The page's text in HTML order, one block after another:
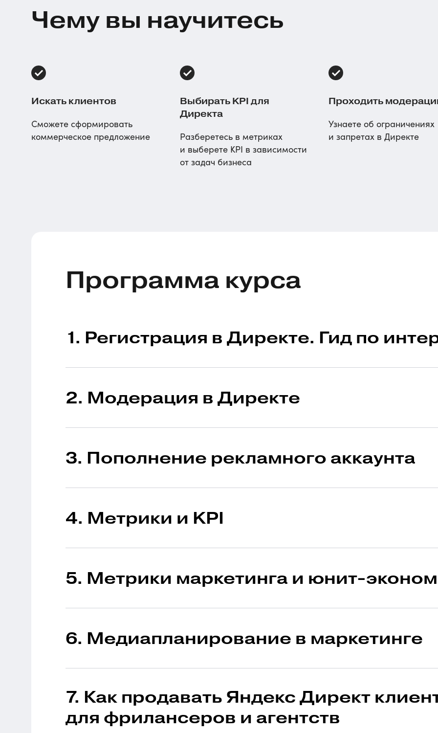
Чему вы научитесь
Искать клиентов
Сможете сформировать
коммерческое предложение
Выбирать KPI для
Директа
Разберетесь в метриках
и выберете KPI в зависимости
от задач бизнеса
Проходить
Узнаете об ограничениях
и запретах в Директе
Программа курса
1. Регистрация в Директе. Гид по
1 урок в модуле Длительность 17 мин
2. Модерация в Директе
1 урок в модуле Длительность 24 мин
3. Пополнение рекламного аккаунта
1 урок в модуле Длительность 27 мин
4. Метрики и KPI
1 урок в модуле Длительность 32 мин
5. Метрики маркетинга и юнит-
6. Медиапланирование в маркетинге
1 урок в модуле Длительность 19 мин
7. Как продавать Яндекс Директ
для фрилансеров и агентств